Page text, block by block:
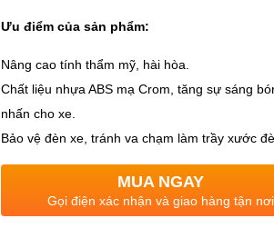
Ưu điểm của sản phẩm:
Nâng cao tính thẩm mỹ, hài hòa.
Chất liệu nhựa ABS mạ Crom, tăng sự sáng
nhấn cho xe.
Bảo vệ đèn xe, tránh va chạm làm trầy xước
MUA NGAY
Gọi điện xác nhận và giao hàng tận nơi